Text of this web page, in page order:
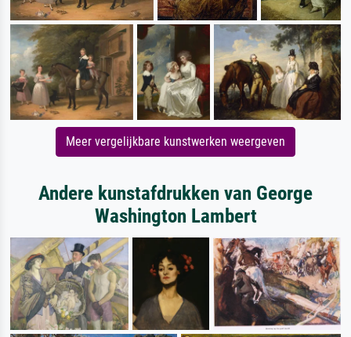
Meer vergelijkbare kunstwerken weergeven
Andere kunstafdrukken van George
Washington Lambert